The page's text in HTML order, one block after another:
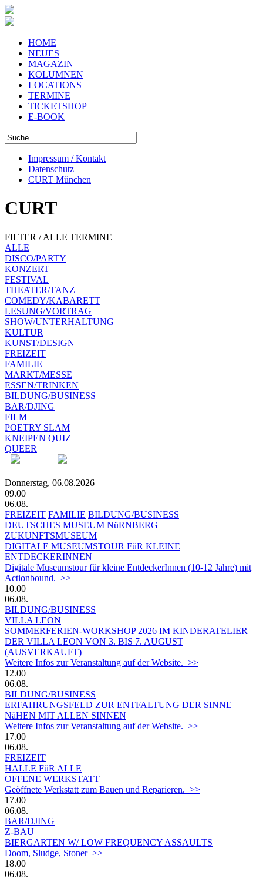
HOME
NEUES
MAGAZIN
KOLUMNEN
LOCATIONS
TERMINE
TICKETSHOP
E-BOOK
Impressum / Kontakt
Datenschutz
CURT München
CURT
FILTER / ALLE TERMINE
ALLE
DISCO/PARTY
KONZERT
FESTIVAL
THEATER/TANZ
COMEDY/KABARETT
LESUNG/VORTRAG
SHOW/UNTERHALTUNG
KULTUR
KUNST/DESIGN
FREIZEIT
FAMILIE
MARKT/MESSE
ESSEN/TRINKEN
BILDUNG/BUSINESS
BAR/DJING
FILM
POETRY SLAM
KNEIPEN QUIZ
QUEER
Donnerstag, 06.08.2026
09.00
06.08.
FREIZEIT FAMILIE BILDUNG/BUSINESS
DEUTSCHES MUSEUM NüRNBERG –
ZUKUNFTSMUSEUM
DIGITALE MUSEUMSTOUR FüR KLEINE
ENTDECKERINNEN
Digitale Museumstour für kleine EntdeckerInnen (10-12 Jahre) mit
Actionbound. >>
10.00
06.08.
BILDUNG/BUSINESS
VILLA LEON
SOMMERFERIEN-WORKSHOP 2026 IM KINDERATELIER
DER VILLA LEON VON 3. BIS 7. AUGUST
(AUSVERKAUFT)
Weitere Infos zur Veranstaltung auf der Website. >>
12.00
06.08.
BILDUNG/BUSINESS
ERFAHRUNGSFELD ZUR ENTFALTUNG DER SINNE
NäHEN MIT ALLEN SINNEN
Weitere Infos zur Veranstaltung auf der Website. >>
17.00
06.08.
FREIZEIT
HALLE FüR ALLE
OFFENE WERKSTATT
Geöffnete Werkstatt zum Bauen und Reparieren. >>
17.00
06.08.
BAR/DJING
Z-BAU
BIERGARTEN W/ LOW FREQUENCY ASSAULTS
Doom, Sludge, Stoner >>
18.00
06.08.